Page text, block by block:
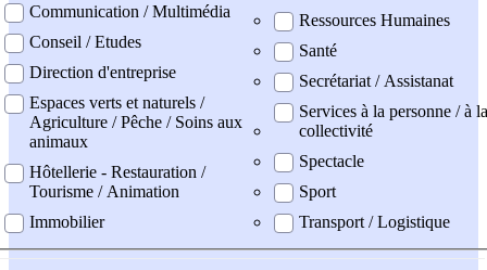
Communication / Multimédia
Conseil / Etudes
Direction d'entreprise
Espaces verts et naturels /
Agriculture / Pêche / Soins aux
animaux
Hôtellerie - Restauration /
Tourisme / Animation
Immobilier
Ressources Humaines
Santé
Secrétariat / Assistanat
Services à la personne / à la
collectivité
Spectacle
Sport
Transport / Logistique